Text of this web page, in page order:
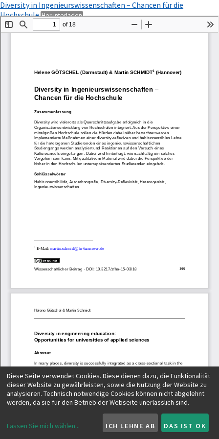
Zu
Artikeldetails
zurückkehren
Diversity in Ingenieurswissenschaften – Chancen für die
HochschuleHerunterladenPDF
Diese Seite verwendet Cookies. Diese dienen dazu, die Funktionalität
dieser Website zu gewährleisten, sowie die Nutzung der Website zu
analysieren. Technisch notwendige Cookies können nicht abgelehnt
werden, da sie für den Betrieb der Webseite unerlässlich sind.
Lassen Sie mich wählen... ICH LEHNE AB DAS IST OK